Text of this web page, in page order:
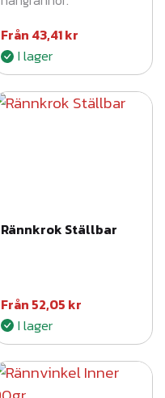
Från 43,41kr
I lager
Rännkrok Ställbar
Från 52,05 kr
I lager